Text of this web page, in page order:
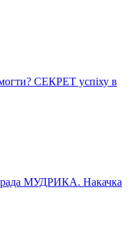
СЕКРЕТ успіху в
МУДРИКА. Накачка